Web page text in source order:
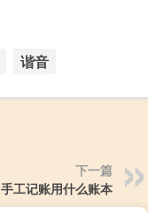
谐音
下一篇
手工记账用什么账本